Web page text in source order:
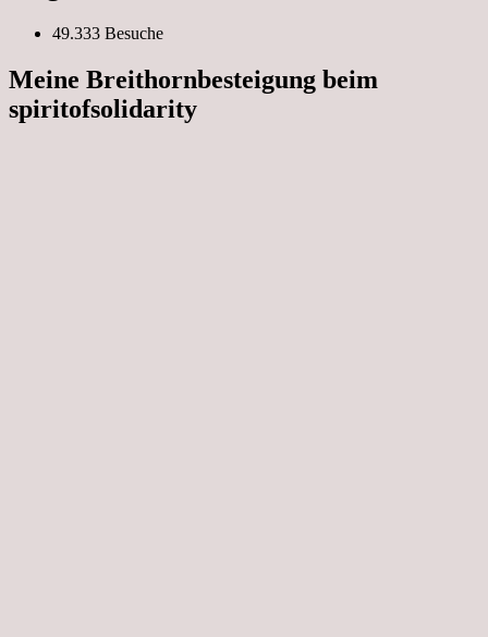
49.333 Besuche
Meine Breithornbesteigung beim
spiritofsolidarity